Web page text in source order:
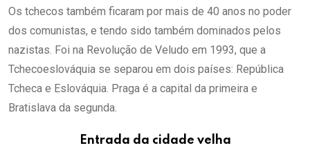
Os tchecos também ficaram por mais de 40 anos no poder
dos comunistas, e tendo sido também dominados pelos
nazistas. Foi na Revolução de Veludo em 1993, que a
Tchecoeslováquia se separou em dois países: República
Tcheca e Eslováquia. Praga é a capital da primeira e
Bratislava da segunda.
Entrada da cidade velha